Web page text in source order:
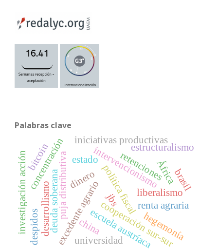
Palabras clave
política fiscal
excedente agrarioescuela austríaca
intervencionismo
liberalismo
puja distributiva retenciones
renta agraria
África
concentración
china
deuda soberana cooperación sur-sur
iniciativas productivas
estructuralismo
desarrollismo
despidos universidad
investigación acción hegemonía
estado
dinero
bitcoin
jbs
brasil